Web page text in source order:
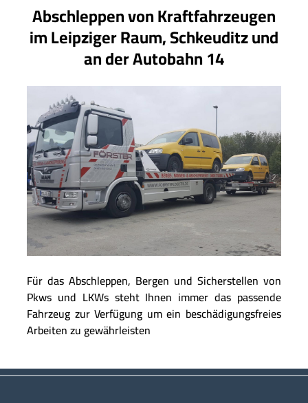
Abschleppen von Kraftfahrzeugen
im Leipziger Raum, Schkeuditz und
an der Autobahn 14
Für das Abschleppen, Bergen und Sicherstellen von
Pkws und LKWs steht Ihnen immer das passende
Fahrzeug zur Verfügung um ein beschädigungsfreies
Arbeiten zu gewährleisten